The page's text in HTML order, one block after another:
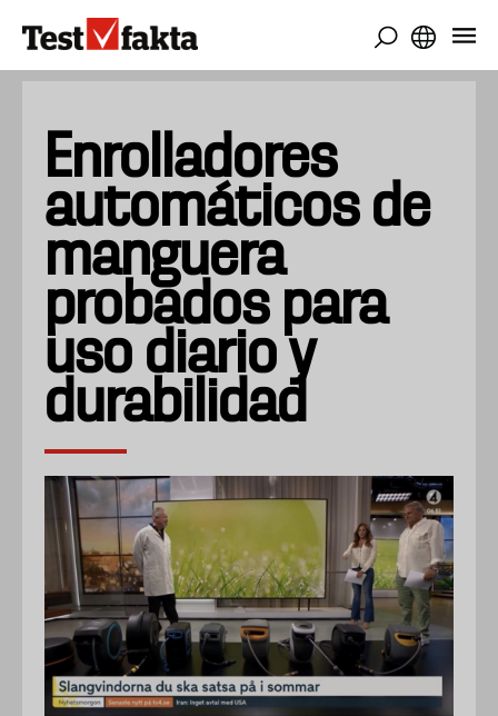
contenido
Enrolladores
automáticos de
manguera
probados para
uso diario y
durabilidad